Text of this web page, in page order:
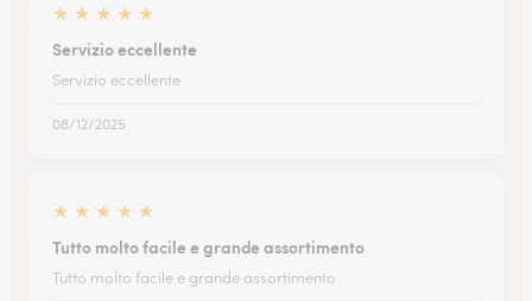
★ ★ ★ ★ ★
Servizio eccellente
Servizio eccellente
08/12/2025
★ ★ ★ ★ ★
Tutto molto facile e grande assortimento
Tutto molto facile e grande assortimento